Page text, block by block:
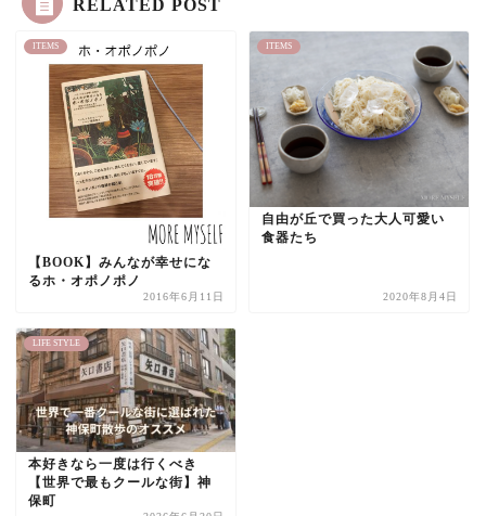
RELATED POST
ITEMS
【BOOK】みんなが幸せにな
るホ・オポノポノ
2016年6月11日
ITEMS
自由が丘で買った大人可愛い
食器たち
2020年8月4日
LIFE STYLE
本好きなら一度は行くべき
【世界で最もクールな街】神
保町